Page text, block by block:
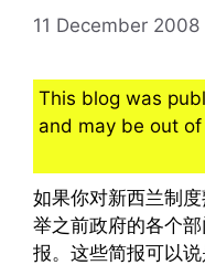
11 December 2008
This blog was
and may be out
如果你对新西兰制
举之前政府的各个
报。这些简报可以